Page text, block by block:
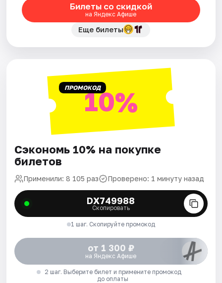
Билеты со скидкой
на Яндекс Афише
Еще билеты
ПРОМОКОД10%
Сэкономь 10% на покупке
билетов
Применили: 8 105 раз Проверено: 1 минуту назад
DX749988
Скопировать
1 шаг. Скопируйте промокод
от 1 300 ₽
на Яндекс Афише
2 шаг. Выберите билет и примените промокод
до оплаты